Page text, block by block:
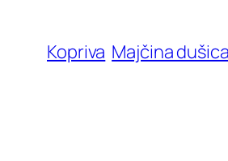
Kopriva Majčina dušica